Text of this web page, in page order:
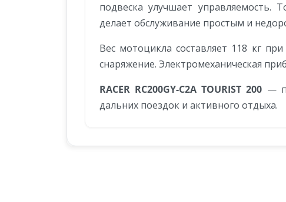
подвеска улучшает управляемость.
делает обслуживание простым и
Вес мотоцикла составляет 118 кг
снаряжение. Электромеханическая
RACER RC200GY-C2A TOURIST 200 —
дальних поездок и активного отдыха.